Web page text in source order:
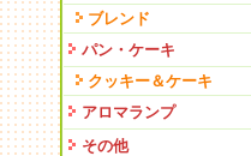
ブレンド
パン・ケーキ
クッキー＆ケーキ
アロマランプ
その他